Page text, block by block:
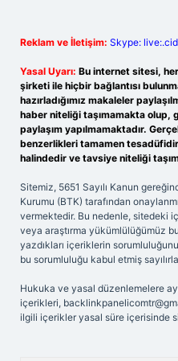
Reklam ve İletişim: Skype:
Yasal Uyarı: Bu internet sitesi,
şirketi ile hiçbir bağlantısı
hazırladığımız makaleler
haber niteliği taşımamakta olup,
paylaşım yapılmamaktadır.
benzerlikleri tamamen
halindedir ve tavsiye niteliği
Sitemiz, 5651 Sayılı Kanun
Kurumu (BTK) tarafından
vermektedir. Bu nedenle, sitedeki
veya araştırma yükümlülüğümüz
yazdıkları içeriklerin
bu sorumluluğu kabul etmiş
Hukuka ve yasal düzenlemelere
içerikleri,
ilgili içerikler yasal süre içerisinde